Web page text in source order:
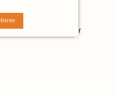
Ökosysteme
Gebieten und
Gleichgewicht der